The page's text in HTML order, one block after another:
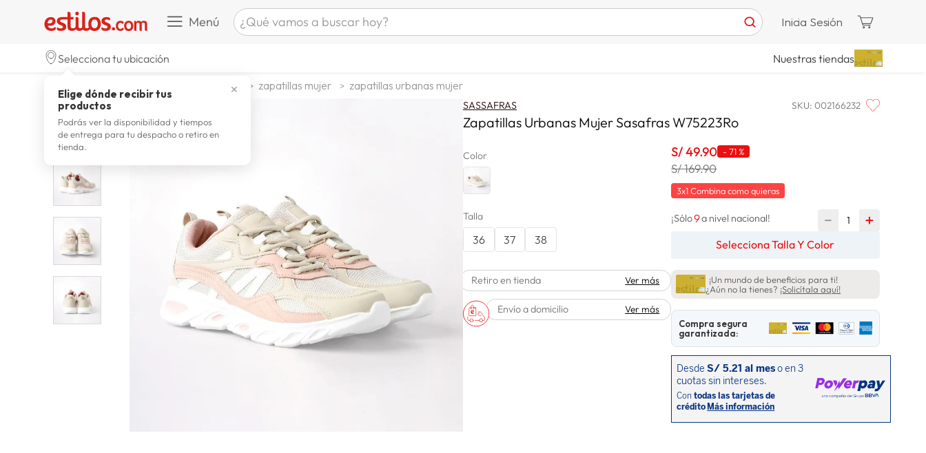
Menú ¿Qué vamos a buscar hoy?
zapatillas mujer
7. laptop
8. terrex
9. lavadora
10. spiderman
Inicia Sesión
Selecciona tu ubicación
✕
Elige dónde recibir tus
productos
Podrás ver la disponibilidad y tiempos
de entrega para tu despacho o retiro en
tienda.
Nuestras tiendas
zapatillas zapatillas mujer zapatillas urbanas mujer
SASSAFRAS SKU: 002166232
Zapatillas Urbanas Mujer Sasafras W75223Ro
Color
Talla
36 37 38
Retiro en tienda Ver más
Envío a domicilio Ver más
S/49.90 -71 %
S/ 169.90
3x1 Combina como quieras
¡Sólo9a nivel nacional! ＋
－
Selecciona Talla Y Color
¡Un mundo de beneficios para ti!
¿Aún no la tienes? ¡Solicítala aquí!
Compra segura
garantizada: